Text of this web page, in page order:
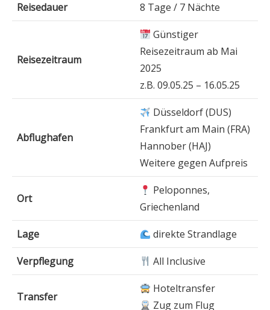
Reisedauer 8 Tage / 7 Nächte
Reisezeitraum
Günstiger
Reisezeitraum ab Mai
2025
z.B. 09.05.25 – 16.05.25
Abflughafen
Düsseldorf (DUS)
Frankfurt am Main (FRA)
Hannober (HAJ)
Weitere gegen Aufpreis
Ort
Peloponnes,
Griechenland
Lage direkte Strandlage
Verpflegung All Inclusive
Transfer
Hoteltransfer
Zug zum Flug